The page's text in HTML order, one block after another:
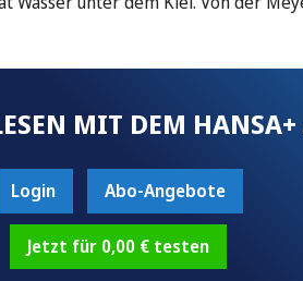
MIT DEM HANSA+
Login Abo-Angebote
Jetzt für 0,00 € testen